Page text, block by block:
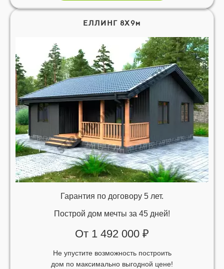
ЕЛЛИНГ 8Х9м
Гарантия по договору 5 лет.
Построй дом мечты за 45 дней!
От 1 492 000 ₽
Не упустите возможность построить
дом по максимально выгодной цене!